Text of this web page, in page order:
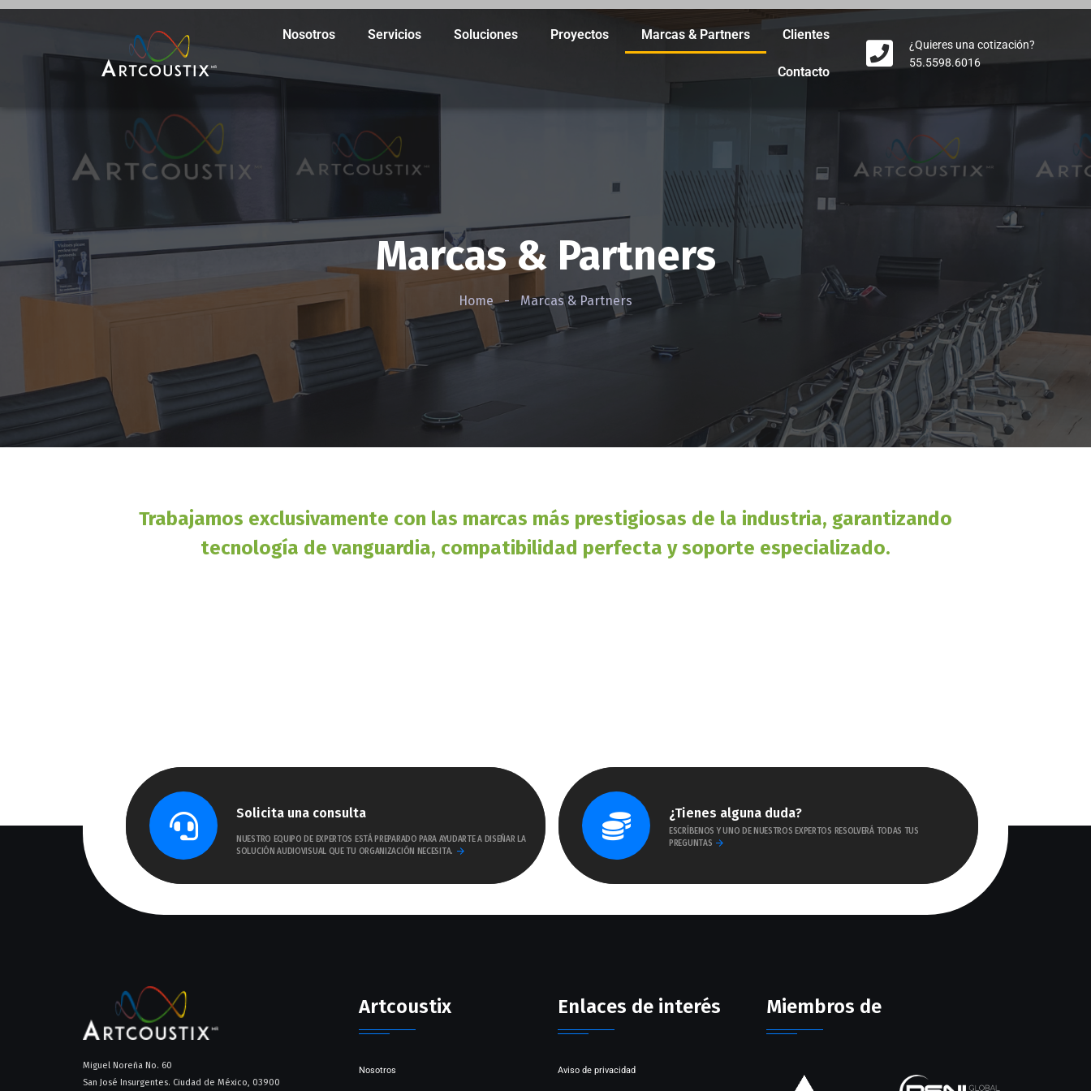
Nosotros Servicios Soluciones Proyectos Marcas & Partners Clientes
Contacto
¿Quieres una cotización?
55.5598.6016
Marcas & Partners
Home - Marcas & Partners
Trabajamos exclusivamente con las marcas más prestigiosas de la industria, garantizando
tecnología de vanguardia, compatibilidad perfecta y soporte especializado.
Solicita una consulta
NUESTRO EQUIPO DE EXPERTOS ESTÁ PREPARADO PARA AYUDARTE A DISEÑAR LA
SOLUCIÓN AUDIOVISUAL QUE TU ORGANIZACIÓN NECESITA.
¿Tienes alguna duda?
ESCRÍBENOS Y UNO DE NUESTROS EXPERTOS RESOLVERÁ TODAS TUS
PREGUNTAS
Miguel Noreña No. 60
San José Insurgentes. Ciudad de México, 03900
Artcoustix
Nosotros
Enlaces de interés
Aviso de privacidad
Miembros de